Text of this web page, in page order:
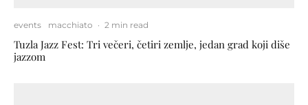
events macchiato · 2 min read
Tuzla Jazz Fest: Tri večeri, četiri zemlje, jedan grad koji diše
jazzom